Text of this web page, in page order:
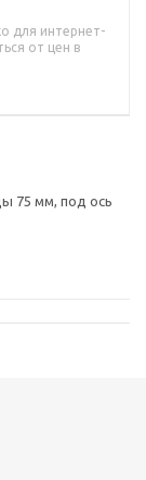
для интернет-
от цен в
75 мм, под ось